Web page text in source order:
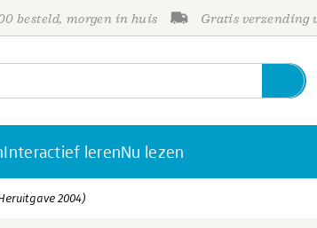
besteld, morgen in huis Gratis verzending
Interactief lerenNu lezen
2004)